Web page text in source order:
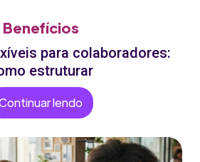
Benefícios
para colaboradores:
estruturar
lendo